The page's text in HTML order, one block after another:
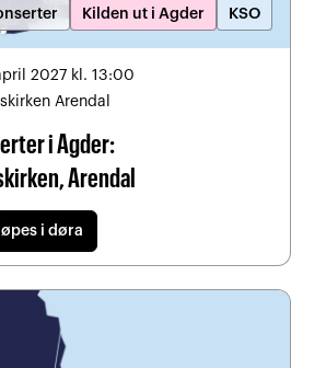
Kilden ut i Agder KSO
2027 kl. 13:00
Arendal
i Agder:
Arendal
i døra